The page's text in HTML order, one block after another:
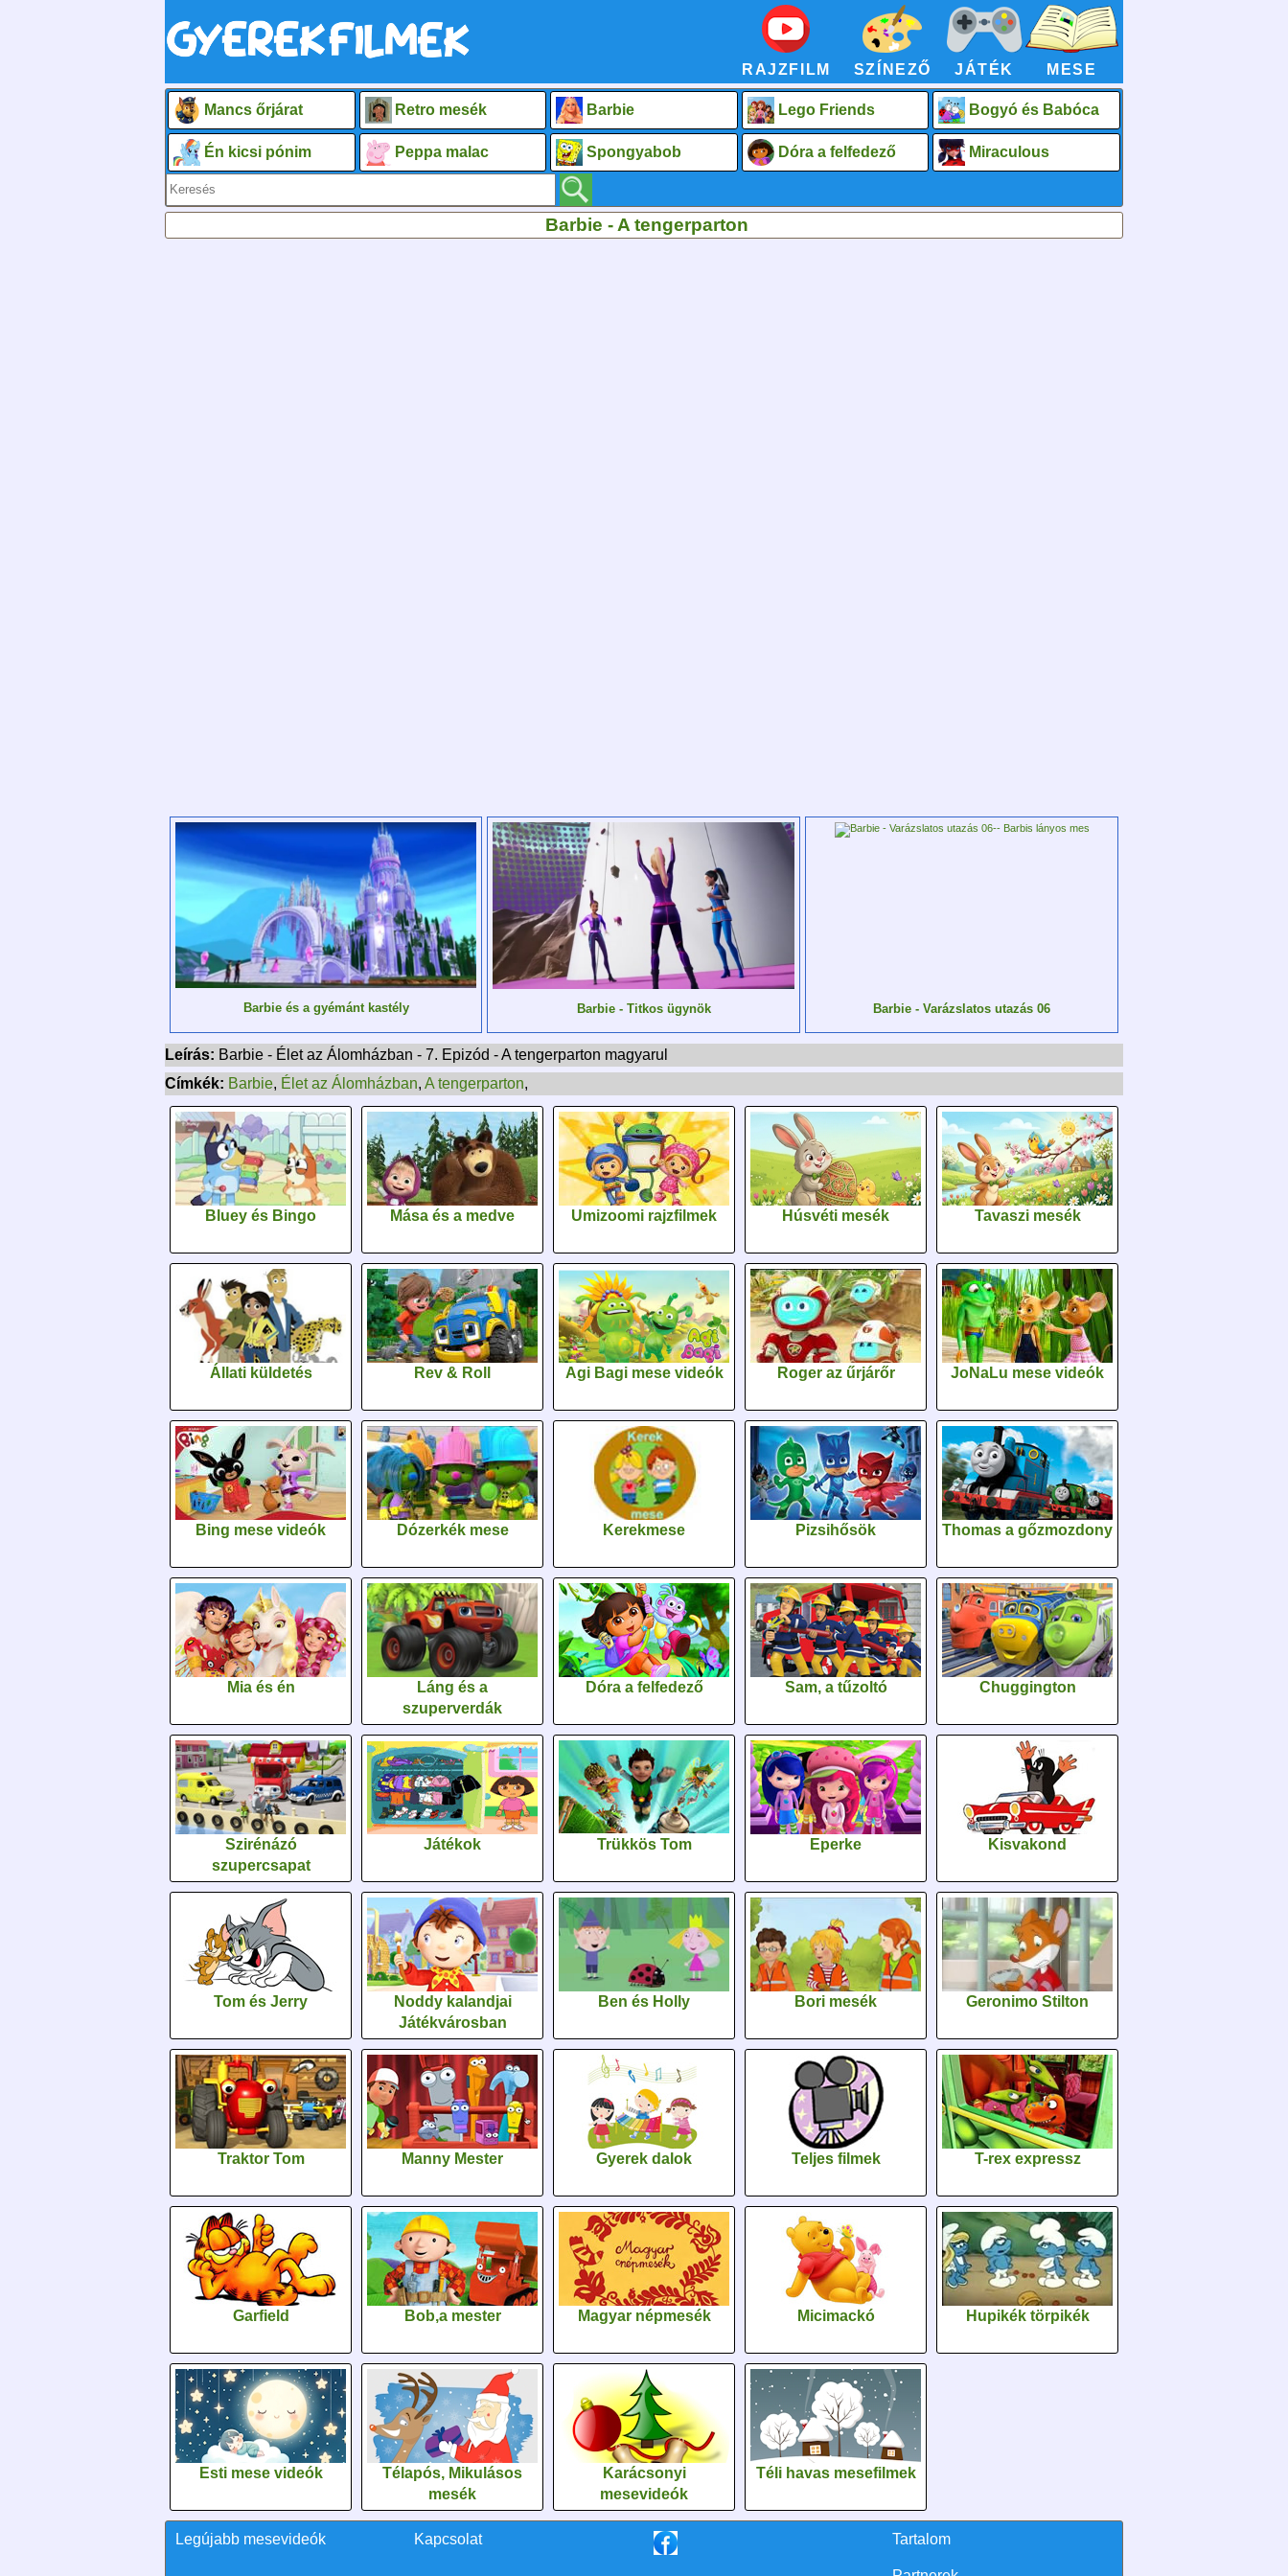
RAJZFILM SZÍNEZŐ JÁTÉK MESE
Mancs őrjárat Retro mesék Barbie Lego Friends Bogyó és Babóca
Én kicsi pónim Peppa malac Spongyabob Dóra a felfedező Miraculous
Barbie - A tengerparton
Barbie és a gyémánt kastély Barbie - Titkos ügynök Barbie - Varázslatos utazás 06
Leírás: Barbie - Élet az Álomházban - 7. Epizód - A tengerparton magyarul
Címkék: Barbie, Élet az Álomházban, A tengerparton,
Bluey és Bingo Mása és a medve Umizoomi rajzfilmek Húsvéti mesék Tavaszi mesék
Állati küldetés Rev & Roll Agi Bagi mese videók Roger az űrjárőr JoNaLu mese videók
Bing mese videók Dózerkék mese Kerekmese Pizsihősök Thomas a gőzmozdony
Mia és én
Láng és a
szuperverdák
Dóra a felfedező Sam, a tűzoltó Chuggington
Szirénázó
szupercsapat
Játékok Trükkös Tom Eperke Kisvakond
Tom és Jerry
Noddy kalandjai
Játékvárosban
Ben és Holly Bori mesék Geronimo Stilton
Traktor Tom Manny Mester Gyerek dalok Teljes filmek T-rex expressz
Garfield Bob,a mester Magyar népmesék Micimackó Hupikék törpikék
Esti mese videók
Télapós, Mikulásos
mesék
Karácsonyi
mesevideók
Téli havas mesefilmek
Legújabb mesevideók Kapcsolat Tartalom